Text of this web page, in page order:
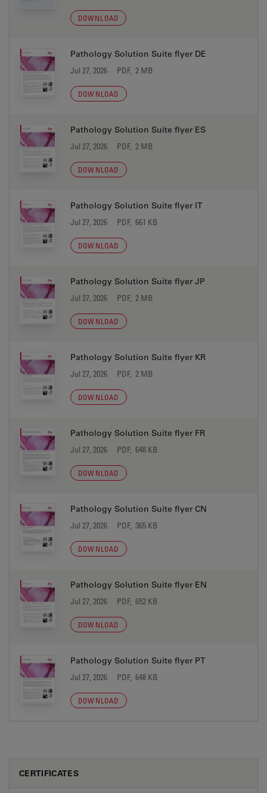
DOWNLOAD
Pathology Solution Suite flyer DE
Jul 27, 2026 PDF, 2 MB
DOWNLOAD
Pathology Solution Suite flyer ES
Jul 27, 2026 PDF, 2 MB
DOWNLOAD
Pathology Solution Suite flyer IT
Jul 27, 2026 PDF, 661 KB
DOWNLOAD
Pathology Solution Suite flyer JP
Jul 27, 2026 PDF, 2 MB
DOWNLOAD
Pathology Solution Suite flyer KR
Jul 27, 2026 PDF, 2 MB
DOWNLOAD
Pathology Solution Suite flyer FR
Jul 27, 2026 PDF, 648 KB
DOWNLOAD
Pathology Solution Suite flyer CN
Jul 27, 2026 PDF, 365 KB
DOWNLOAD
Pathology Solution Suite flyer EN
Jul 27, 2026 PDF, 652 KB
DOWNLOAD
Pathology Solution Suite flyer PT
Jul 27, 2026 PDF, 648 KB
DOWNLOAD
CERTIFICATES